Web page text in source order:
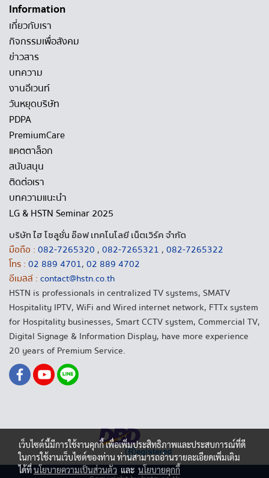
Information
เกี่ยวกับเรา
กิจกรรมเพื่อสังคม
ข่าวสาร
บทความ
งานอีเวนท์
วันหยุดบริษัท
PDPA
PremiumCare
แคตตาล็อก
สนับสนุน
ติดต่อเรา
บทความแนะนำ
LG & HSTN Seminar 2025
บริษัท ไฮ โซลูชั่น อ๊อฟ เทคโนโลยี เน็ตเวิร์ค จำกัด
มือถือ : 082-7265320 , 082-7265321 , 082-7265322
โทร : 02 889 4701, 02 889 4702
อีเมลล์ : contact@hstn.co.th
HSTN is professionals in centralized TV systems, SMATV
Hospitality IPTV, WiFi and Wired internet network, FTTx system
for Hospitality businesses, Smart CCTV system, Commercial TV,
Digital Signage & Information Display, have more experience
20 years of Premium Service.
เว็บไซต์นี้มีการใช้งานคุกกี้ เพื่อเพิ่มประสิทธิภาพและประสบการณ์ที่ดี
ในการใช้งานเว็บไซต์ของท่าน ท่านสามารถอ่านรายละเอียดเพิ่มเติม
ได้ที่นโยบายความเป็นส่วนตัว และ นโยบายคุกกี้